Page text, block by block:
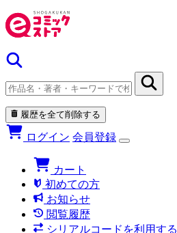
履歴を全て削除する
ログイン 会員登録
カート
初めての方
お知らせ
閲覧履歴
シリアルコードを利用する